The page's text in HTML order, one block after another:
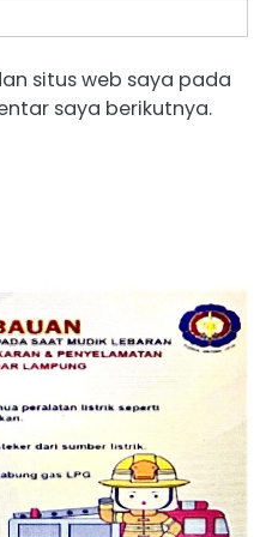
situs web saya pada
saya berikutnya.